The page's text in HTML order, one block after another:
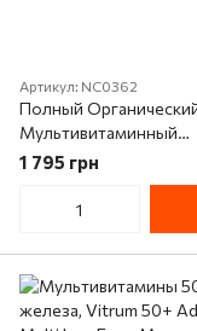
Артикул: NC0362
Полный
Мультивитаминный
Комплекс,Multivitamin
Tabs, New Chapter, 192
таблетки
1 795 грн